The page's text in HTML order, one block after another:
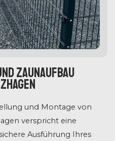
Zaunaufbau
und Montage von
verspricht eine
Ausführung Ihres